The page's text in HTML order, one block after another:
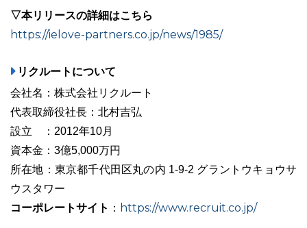
▽本リリースの詳細はこちら
https://ielove-partners.co.jp/news/1985/
リクルートについて
会社名：株式会社リクルート
代表取締役社長：北村吉弘
設立 ：2012年10⽉
資本金：3億5,000万円
所在地：東京都千代田区丸の内 1-9-2 グラントウキョウサ
ウスタワー
コーポレートサイト ： https://www.recruit.co.jp/